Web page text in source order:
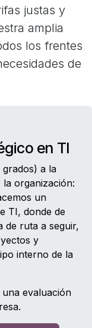
justas y
amplia
los frentes
de
en TI
a la
organización:
un
TI, donde de
de ruta a seguir,
y
interno de la
evaluación